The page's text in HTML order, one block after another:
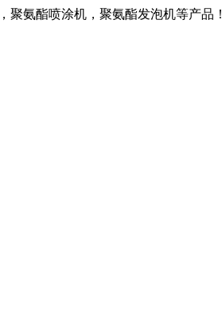
氨酯喷涂机，聚氨酯发泡机等产品！